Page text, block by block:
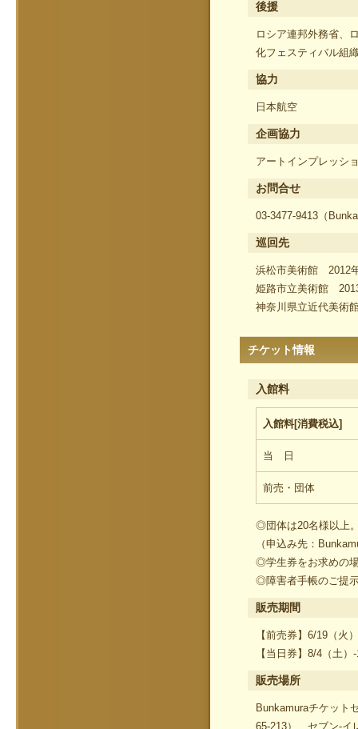
後援
ロシア連邦外務省、
化フェスティバル組
協力
日本航空
企画協力
アートインプレッシ
お問合せ
03-3477-9413（
巡回先
浜松市美術館 2012
姫路市立美術館
神奈川県立近代美術
チケット情報
入館料
入館料[消費税込]
当 日
前売・団体
◎団体は20名様以上
（申込み先：
◎学生券をお求めの
◎障害者手帳のご提
販売期間
【前売券】6/19（火
【当日券】8/4（土
販売場所
Bunkamuraチケット
65-213）、セブン-イ